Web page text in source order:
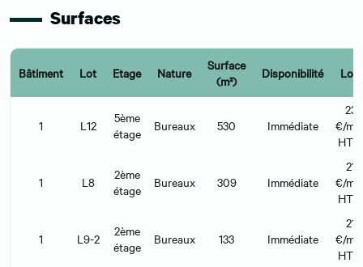
Surfaces
Bâtiment Lot Etage Nature
Surface
(m²)
Disponibilité
1 L12
5ème
étage
Bureaux 530 Immédiate
230
€/
HT
1 L8
2ème
étage
Bureaux 309 Immédiate
210
€/
HT
1 L9-2
2ème
étage
Bureaux 133 Immédiate
210
€/
HT